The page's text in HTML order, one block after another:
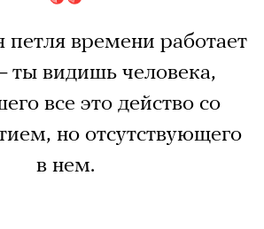
петля времени работает
видишь человека,
все это действо со
но отсутствующего
в нем.